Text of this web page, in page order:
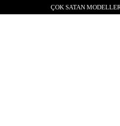
ÇOK SATAN MODELLER